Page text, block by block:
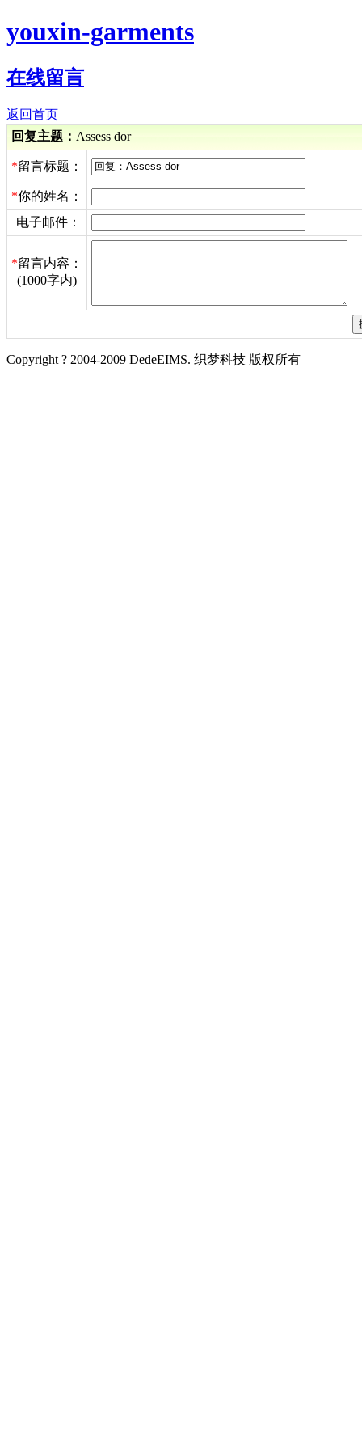
youxin-garments
在线留言
返回首页
回复主题： Assess dor
*留言标题：
*你的姓名：
电子邮件：
*留言内容：
(1000字内)
Copyright ? 2004-2009 DedeEIMS. 织梦科技 版权所有